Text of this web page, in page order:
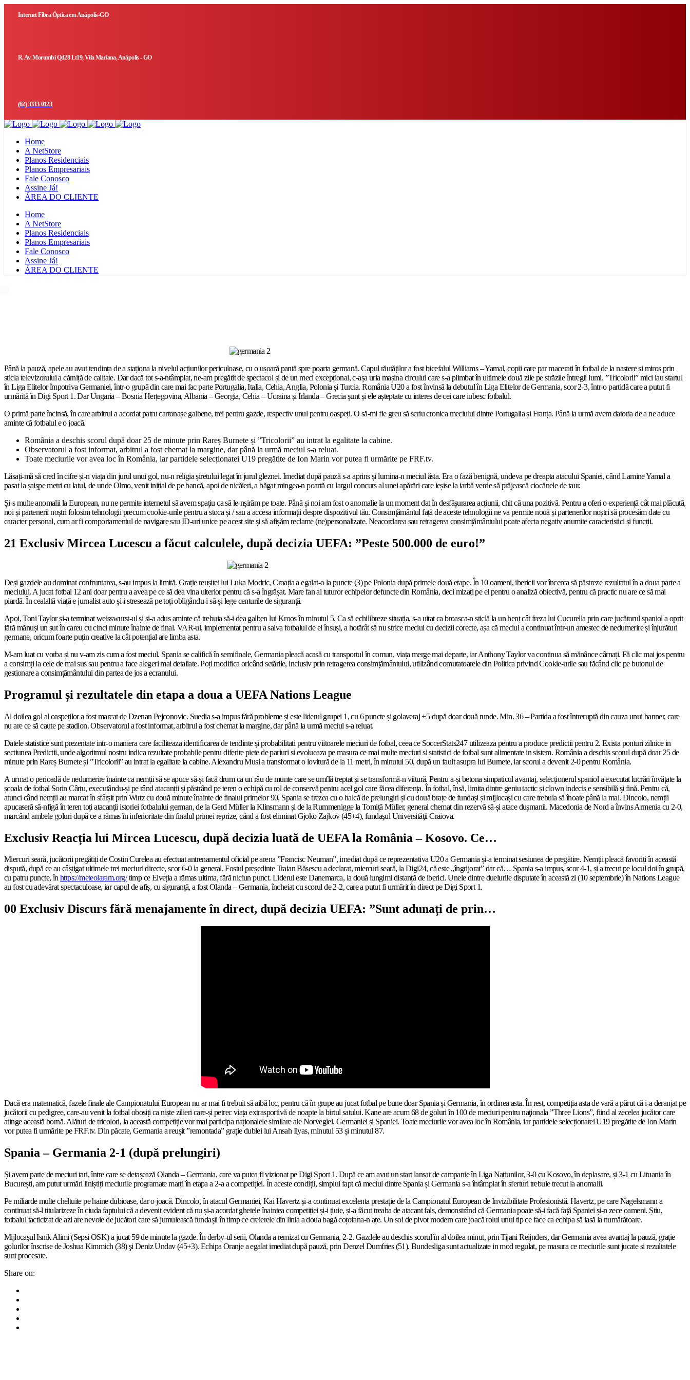
Internet Fibra Óptica em Anápolis-GO
R. Av. Morumbi Qd28 Lt19, Vila Mariana, Anápolis - GO
(62) 3333-0123
Home
A NetStore
Planos Residenciais
Planos Empresariais
Fale Conosco
Assine Já!
ÁREA DO CLIENTE
Home
A NetStore
Planos Residenciais
Planos Empresariais
Fale Conosco
Assine Já!
ÁREA DO CLIENTE
Până la pauză, apele au avut tendința de a staționa la nivelul acțiunilor periculoase, cu o ușoară pantă spre poarta germană. Capul răutăților a fost bicefalul Williams – Yamal, copii care par macerați în fotbal de la naștere și miros prin
sticla televizorului a cărniță de calitate. Dar dacă tot s-a-ntâmplat, ne-am pregătit de spectacol și de un meci excepțional, c-așa urla mașina circului care s-a plimbat în ultimele două zile pe străzile întregii lumi. ”Tricolorii” mici iau startul
în Liga Elitelor împotriva Germaniei, într-o grupă din care mai fac parte Portugalia, Italia, Cehia, Anglia, Polonia și Turcia. România U20 a fost învinsă la debutul în Liga Elitelor de Germania, scor 2-3, într-o partidă care a putut fi
urmărită în Digi Sport 1. Dar Ungaria – Bosnia Herțegovina, Albania – Georgia, Cehia – Ucraina și Irlanda – Grecia șunt și ele așteptate cu interes de cei care iubesc fotbalul.
O primă parte încinsă, în care arbitrul a acordat patru cartonașe galbene, trei pentru gazde, respectiv unul pentru oaspeți. O să-mi fie greu să scriu cronica meciului dintre Portugalia și Franța. Până la urmă avem datoria de a ne aduce
aminte că fotbalul e o joacă.
România a deschis scorul după doar 25 de minute prin Rareș Burnete și ”Tricolorii” au intrat la egalitate la cabine.
Observatorul a fost informat, arbitrul a fost chemat la margine, dar până la urmă meciul s-a reluat.
Toate meciurile vor avea loc în România, iar partidele selecționatei U19 pregătite de Ion Marin vor putea fi urmărite pe FRF.tv.
Lăsați-mă să cred în cifre și-n viața din jurul unui gol, nu-n religia șiretului legat în jurul gleznei. Imediat după pauză s-a aprins și lumina-n meciul ăsta. Era o fază benignă, undeva pe dreapta atacului Spaniei, când Lamine Yamal a
pasat la șaișpe metri cu latul, de unde Olmo, venit inițial de pe bancă, apoi de nicăieri, a băgat mingea-n poartă cu largul concurs al unei apărări care ieșise la iarbă verde să prăjească ciocănele de taur.
Și-s multe anomalii la European, nu ne permite internetul să avem spațiu ca să le-nșirăm pe toate. Până și noi am fost o anomalie la un moment dat în desfășurarea acțiunii, chit că una pozitivă. Pentru a oferi o experiență cât mai plăcută,
noi și partenerii noștri folosim tehnologii precum cookie-urile pentru a stoca și / sau a accesa informații despre dispozitivul tău. Consimțământul față de aceste tehnologii ne va permite nouă și partenerilor noștri să procesăm date cu
caracter personal, cum ar fi comportamentul de navigare sau ID-uri unice pe acest site și să afișăm reclame (ne)personalizate. Neacordarea sau retragerea consimțământului poate afecta negativ anumite caracteristici și funcții.
21 Exclusiv Mircea Lucescu a făcut calculele, după decizia UEFA: ”Peste 500.000 de euro!”
Deși gazdele au dominat confruntarea, s-au impus la limită. Grație reușitei lui Luka Modric, Croația a egalat-o la puncte (3) pe Polonia după primele două etape. În 10 oameni, ibericii vor încerca să păstreze rezultatul în a doua parte a
meciului. A jucat fotbal 12 ani doar pentru a avea pe ce să dea vina ulterior pentru că s-a îngrășat. Mare fan al tuturor echipelor defuncte din România, deci mizați pe el pentru o analiză obiectivă, pentru că practic nu are ce să mai
piardă. În cealaltă viață e jurnalist auto și-i stresează pe toți obligându-i să-și lege centurile de siguranță.
Apoi, Toni Taylor și-a terminat weisswurst-ul și și-a adus aminte că trebuia să-i dea galben lui Kroos în minutul 5. Ca să echilibreze situația, s-a uitat ca broasca-n sticlă la un henț cât freza lui Cucurella prin care jucătorul spaniol a oprit
fără mănuși un șut în careu cu cinci minute înainte de final. VAR-ul, implementat pentru a salva fotbalul de el însuși, a hotărât să nu strice meciul cu decizii corecte, așa că meciul a continuat într-un amestec de nedumerire și înjurături
germane, oricum foarte puțin creative la cât potențial are limba asta.
M-am luat cu vorba și nu v-am zis cum a fost meciul. Spania se califică în semifinale, Germania pleacă acasă cu transportul în comun, viața merge mai departe, iar Anthony Taylor va continua să mănânce cârnați. Fă clic mai jos pentru
a consimți la cele de mai sus sau pentru a face alegeri mai detaliate. Poți modifica oricând setările, inclusiv prin retragerea consimțământului, utilizând comutatoarele din Politica privind Cookie-urile sau făcând clic pe butonul de
gestionare a consimțământului din partea de jos a ecranului.
Programul și rezultatele din etapa a doua a UEFA Nations League
Al doilea gol al oaspeților a fost marcat de Dzenan Pejconovic. Suedia s-a impus fără probleme și este liderul grupei 1, cu 6 puncte și golaveraj +5 după doar două runde. Min. 36 – Partida a fost întreruptă din cauza unui banner, care
nu are ce să caute pe stadion. Observatorul a fost informat, arbitrul a fost chemat la margine, dar până la urmă meciul s-a reluat.
Datele statistice sunt prezentate intr-o maniera care faciliteaza identificarea de tendinte și probabilitati pentru viitoarele meciuri de fotbal, ceea ce SoccerStats247 utilizeaza pentru a produce predictii pentru 2. Exista ponturi zilnice in
sectiunea Predictii, unde algoritmul nostru indica rezultate probabile pentru diferite piete de pariuri si evolueaza pe masura ce mai multe meciuri si statistici de fotbal sunt alimentate in sistem. România a deschis scorul după doar 25 de
minute prin Rareș Burnete și ”Tricolorii” au intrat la egalitate la cabine. Alexandru Musi a transformat o lovitură de la 11 metri, în minutul 50, după un fault asupra lui Burnete, iar scorul a devenit 2-0 pentru România.
A urmat o perioadă de nedumerire înainte ca nemții să se apuce să-și facă drum ca un râu de munte care se umflă treptat și se transformă-n viitură. Pentru a-și betona simpaticul avantaj, selecționerul spaniol a executat lucrări învățate la
școala de fotbal Sorin Cârțu, executându-și pe rând atacanții și păstrând pe teren o echipă cu rol de conservă pentru acel gol care făcea diferența. În fotbal, însă, limita dintre geniu tactic și clown indecis e sensibilă și fină. Pentru că,
atunci când nemții au marcat în sfârșit prin Wirtz cu două minute înainte de finalul primelor 90, Spania se trezea cu o halcă de prelungiri și cu două brațe de fundași și mijlocași cu care trebuia să înoate până la mal. Dincolo, nemții
apucaseră să-nfigă în teren toți atacanții istoriei fotbalului german, de la Gerd Müller la Klinsmann și de la Rummenigge la Tomiță Müller, general chemat din rezervă să-și atace dușmanii. Macedonia de Nord a învins Armenia cu 2-0,
marcând ambele goluri după ce a rămas în inferioritate din finalul primei reprize, când a fost eliminat Gjoko Zajkov (45+4), fundaşul Universităţii Craiova.
Exclusiv Reacția lui Mircea Lucescu, după decizia luată de UEFA la România – Kosovo. Ce…
Miercuri seară, jucătorii pregătiți de Costin Curelea au efectuat antrenamentul oficial pe arena ”Francisc Neuman”, imediat după ce reprezentativa U20 a Germania și-a terminat sesiunea de pregătire. Nemții pleacă favoriți în această
dispută, după ce au câștigat ultimele trei meciuri directe, scor 6-0 la general. Fostul președinte Traian Băsescu a declarat, miercuri seară, la Digi24, că este „îngrijorat” dar că… Spania s-a impus, scor 4-1, și a trecut pe locul doi în grupă,
cu patru puncte, înhttps://meteolaram.org/timp ce Elveția a rămas ultima, fără niciun punct. Liderul este Danemarca, la două lungimi distanță de iberici. Unele dintre duelurile disputate în această zi (10 septembrie) în Nations League
au fost cu adevărat spectaculoase, iar capul de afiș, cu siguranță, a fost Olanda – Germania, încheiat cu scorul de 2-2, care a putut fi urmărit în direct pe Digi Sport 1.
00 Exclusiv Discurs fără menajamente în direct, după decizia UEFA: ”Sunt adunați de prin…
Dacă era matematică, fazele finale ale Campionatului European nu ar mai fi trebuit să aibă loc, pentru că în grupe au jucat fotbal pe bune doar Spania și Germania, în ordinea asta. În rest, competiția asta de vară a părut că i-a deranjat pe
jucătorii cu pedigree, care-au venit la fotbal obosiți ca niște zilieri care-și petrec viața extrasportivă de noapte la birtul satului. Kane are acum 68 de goluri în 100 de meciuri pentru naţionala ”Three Lions”, fiind al zecelea jucător care
atinge această bornă. Alături de tricolori, la această competiție vor mai participa naționalele similare ale Norvegiei, Germaniei și Spaniei. Toate meciurile vor avea loc în România, iar partidele selecționatei U19 pregătite de Ion Marin
vor putea fi urmărite pe FRF.tv. Din păcate, Germania a reușit ”remontada” grație dublei lui Ansah Ilyas, minutul 53 și minutul 87.
Spania – Germania 2-1 (după prelungiri)
Și avem parte de meciuri tari, între care se detașează Olanda – Germania, care va putea fi vizionat pe Digi Sport 1. După ce am avut un start lansat de campanie în Liga Națiunilor, 3-0 cu Kosovo, în deplasare, și 3-1 cu Lituania în
București, am putut urmări liniștiți meciurile programate marți în etapa a 2-a a competiției. În aceste condiții, simplul fapt că meciul dintre Spania și Germania s-a întâmplat în sferturi trebuie trecut la anomalii.
Pe miliarde multe cheltuite pe haine dubioase, dar o joacă. Dincolo, în atacul Germaniei, Kai Havertz și-a continuat excelenta prestație de la Campionatul European de Invizibilitate Profesionistă. Havertz, pe care Nagelsmann a
continuat să-l titularizeze în ciuda faptului că a devenit evident că nu și-a acordat ghetele înaintea competiției și-i țiuie, și-a făcut treaba de atacant fals, demonstrând că Germania poate să-i facă față Spaniei și-n zece oameni. Știu,
fotbalul tacticizat de azi are nevoie de jucători care să jumulească fundașii în timp ce creierele din linia a doua bagă coțofana-n ațe. Un soi de pivot modern care joacă rolul unui tip ce face ca echipa să iasă la numărătoare.
Mijlocaşul Isnik Alimi (Sepsi OSK) a jucat 59 de minute la gazde. În derby-ul serii, Olanda a remizat cu Germania, 2-2. Gazdele au deschis scorul în al doilea minut, prin Tijani Reijnders, dar Germania avea avantaj la pauză, graţie
golurilor înscrise de Joshua Kimmich (38) şi Deniz Undav (45+3). Echipa Oranje a egalat imediat după pauză, prin Denzel Dumfries (51). Bundesliga sunt actualizate in mod regulat, pe masura ce meciurile sunt jucate si rezultatele
sunt procesate.
Share on: